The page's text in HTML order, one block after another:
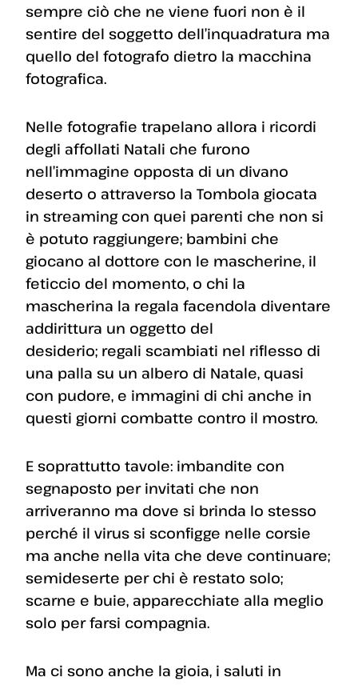
sempre ciò che ne viene fuori non è il
sentire del soggetto dell’inquadratura ma
quello del fotografo dietro la macchina
fotografica.
Nelle fotografie trapelano allora i ricordi
degli affollati Natali che furono
nell’immagine opposta di un divano
deserto o attraverso la Tombola giocata
in streaming con quei parenti che non si
è potuto raggiungere; bambini che
giocano al dottore con le mascherine, il
feticcio del momento, o chi la
mascherina la regala facendola diventare
addirittura un oggetto del
desiderio; regali scambiati nel riflesso di
una palla su un albero di Natale, quasi
con pudore, e immagini di chi anche in
questi giorni combatte contro il mostro.
E soprattutto tavole: imbandite con
segnaposto per invitati che non
arriveranno ma dove si brinda lo stesso
perché il virus si sconfigge nelle corsie
ma anche nella vita che deve continuare;
semideserte per chi è restato solo;
scarne e buie, apparecchiate alla meglio
solo per farsi compagnia.
Ma ci sono anche la gioia, i saluti in